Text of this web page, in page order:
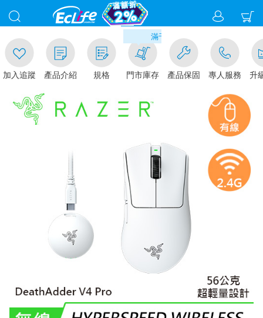
加入追蹤 產品介紹 規格
滿千元門市取貨現折1%(部分商品不
門市庫存 產品保固 專人服務 升